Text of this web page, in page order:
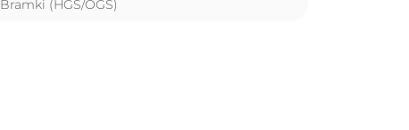
Bramki (HGS/OGS)